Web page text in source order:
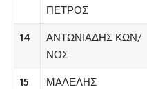
ΠΕΤΡΟΣ
14
ΑΝΤΩΝΙΑΔΗΣ ΚΩΝ/
ΝΟΣ
15
ΜΑΛΕΛΗΣ